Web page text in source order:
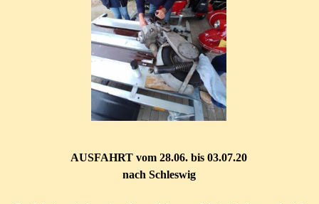
AUSFAHRT vom 28.06. bis 03.07.20
nach Schleswig